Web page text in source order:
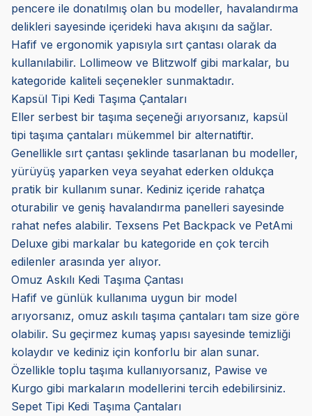
pencere ile donatılmış olan bu modeller, havalandırma
delikleri sayesinde içerideki hava akışını da sağlar.
Hafif ve ergonomik yapısıyla sırt çantası olarak da
kullanılabilir. Lollimeow ve Blitzwolf gibi markalar, bu
kategoride kaliteli seçenekler sunmaktadır.
Kapsül Tipi Kedi Taşıma Çantaları
Eller serbest bir taşıma seçeneği arıyorsanız, kapsül
tipi taşıma çantaları mükemmel bir alternatiftir.
Genellikle sırt çantası şeklinde tasarlanan bu modeller,
yürüyüş yaparken veya seyahat ederken oldukça
pratik bir kullanım sunar. Kediniz içeride rahatça
oturabilir ve geniş havalandırma panelleri sayesinde
rahat nefes alabilir. Texsens Pet Backpack ve PetAmi
Deluxe gibi markalar bu kategoride en çok tercih
edilenler arasında yer alıyor.
Omuz Askılı Kedi Taşıma Çantası
Hafif ve günlük kullanıma uygun bir model
arıyorsanız, omuz askılı taşıma çantaları tam size göre
olabilir. Su geçirmez kumaş yapısı sayesinde temizliği
kolaydır ve kediniz için konforlu bir alan sunar.
Özellikle toplu taşıma kullanıyorsanız, Pawise ve
Kurgo gibi markaların modellerini tercih edebilirsiniz.
Sepet Tipi Kedi Taşıma Çantaları